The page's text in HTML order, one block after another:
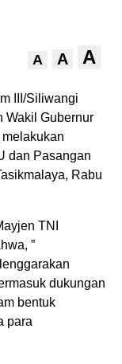
A A A
III/Siliwangi
Wakil Gubernur
dan Pasangan
Rabu
TNI
”
dukungan
bentuk
para